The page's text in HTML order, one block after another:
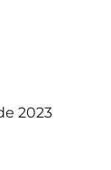
2023